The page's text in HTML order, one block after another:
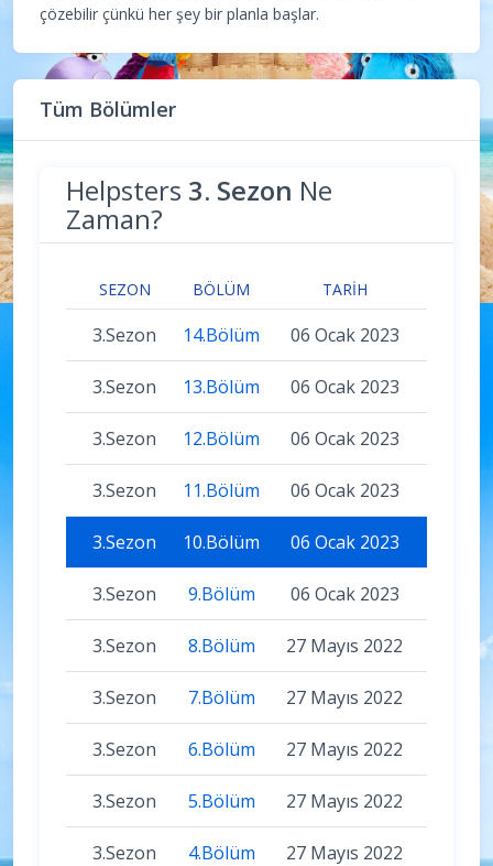
çözebilir çünkü her şey bir planla başlar.
Tüm Bölümler
Helpsters 3. Sezon Ne
Zaman?
SEZON BÖLÜM TARIH
3.Sezon 14.Bölüm 06 Ocak 2023
3.Sezon 13.Bölüm 06 Ocak 2023
3.Sezon 12.Bölüm 06 Ocak 2023
3.Sezon 11.Bölüm 06 Ocak 2023
3.Sezon 10.Bölüm 06 Ocak 2023
3.Sezon 9.Bölüm 06 Ocak 2023
3.Sezon 8.Bölüm 27 Mayıs 2022
3.Sezon 7.Bölüm 27 Mayıs 2022
3.Sezon 6.Bölüm 27 Mayıs 2022
3.Sezon 5.Bölüm 27 Mayıs 2022
3.Sezon 4.Bölüm 27 Mayıs 2022